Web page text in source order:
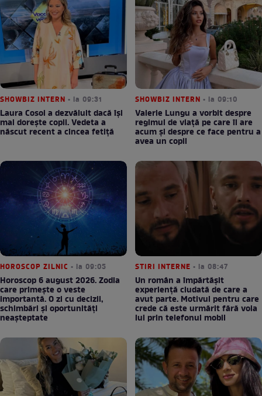
SHOWBIZ INTERN • la 09:31
Laura Cosoi a dezvăluit dacă își
mai dorește copii. Vedeta a
născut recent a cincea fetiță
SHOWBIZ INTERN • la 09:10
Valerie Lungu a vorbit despre
regimul de viață pe care îl are
acum și despre ce face pentru a
avea un copil
HOROSCOP ZILNIC • la 09:05
Horoscop 6 august 2026. Zodia
care primește o veste
importantă. O zi cu decizii,
schimbări și oportunități
neașteptate
STIRI INTERNE • la 08:47
Un român a împărtășit
experiență ciudată de care a
avut parte. Motivul pentru care
crede că este urmărit fără voia
lui prin telefonul mobil